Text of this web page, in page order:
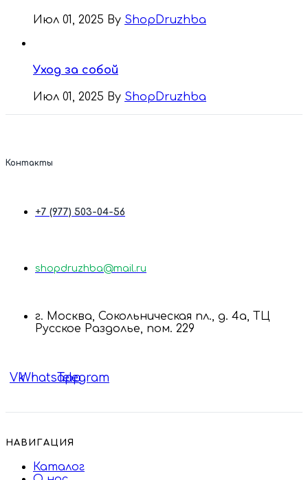
Июл 01, 2025 By ShopDruzhba
Уход за собой
Июл 01, 2025 By ShopDruzhba
Контакты
+7 (977) 503-04-56
shopdruzhba@mail.ru
г. Москва, Сокольническая пл., д. 4а, ТЦ
Русское Раздолье, пом. 229
VkWhatsappTelegram
НАВИГАЦИЯ
Каталог